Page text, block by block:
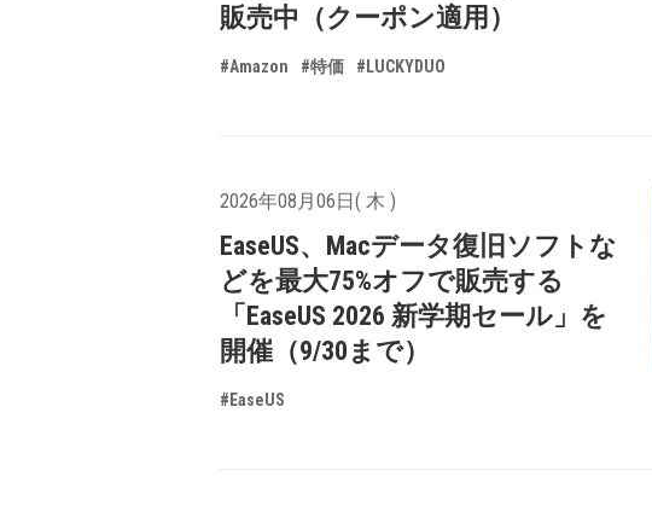
販売中（クーポン適用）
#Amazon #特価 #LUCKYDUO
2026年08月06日( 木 )
EaseUS、Macデータ復旧ソフトな
どを最大75%オフで販売する
「EaseUS 2026 新学期セール」を
開催（9/30まで）
#EaseUS